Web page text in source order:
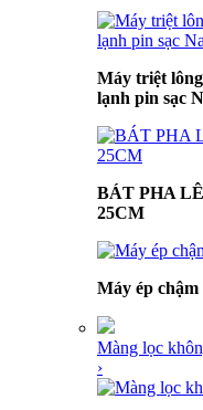
Máy triệt
lạnh pin sạc
BÁT PHA
25CM
Máy ép
Màng lọc
›